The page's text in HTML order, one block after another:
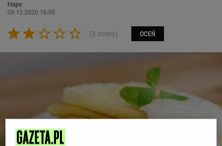
Haps
09.12.2020 16:55
(3 oceny) OCEŃ